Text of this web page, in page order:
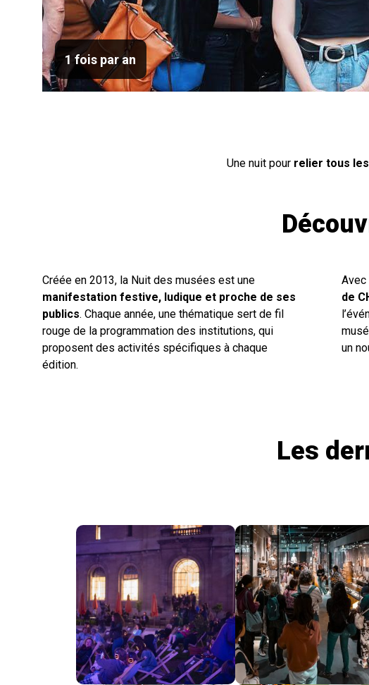
1 fois par an
Une nuit pour relier tous
Créée en 2013, la Nuit des musées est une
manifestation festive, ludique et proche de ses
publics. Chaque année, une thématique sert de fil
rouge de la programmation des institutions, qui
proposent des activités spécifiques à chaque
édition.
Avec
de
un
Les